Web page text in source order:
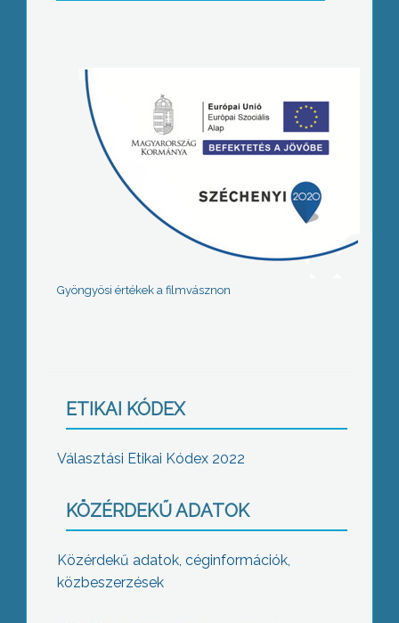
Gyöngyösi értékek a filmvásznon
ETIKAI KÓDEX
Választási Etikai Kódex 2022
KÖZÉRDEKŰ ADATOK
Közérdekű adatok, céginformációk,
közbeszerzések